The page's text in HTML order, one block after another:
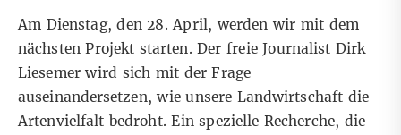
Am Dienstag, den 28. April, werden wir mit dem
nächsten Projekt starten. Der freie Journalist Dirk
Liesemer wird sich mit der Frage
auseinandersetzen, wie unsere Landwirtschaft die
Artenvielfalt bedroht. Ein spezielle Recherche, die